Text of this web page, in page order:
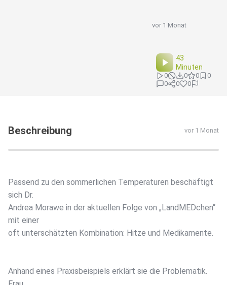
vor 1 Monat
43
Minuten
0 0 0
0
0
0 0
Beschreibung vor 1 Monat
Passend zu den sommerlichen Temperaturen beschäftigt
sich Dr.
Andrea Morawe in der aktuellen Folge von „LandMEDchen“
mit einer
oft unterschätzten Kombination: Hitze und Medikamente.
Anhand eines Praxisbeispiels erklärt sie die Problematik.